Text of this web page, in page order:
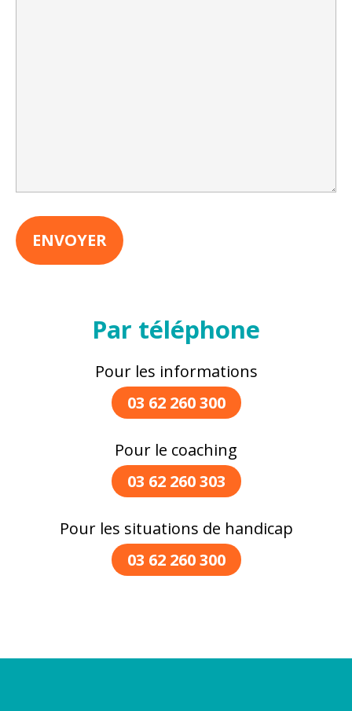
Par téléphone
Pour les informations
03 62 260 300
Pour le coaching
03 62 260 303
Pour les situations de handicap
03 62 260 300